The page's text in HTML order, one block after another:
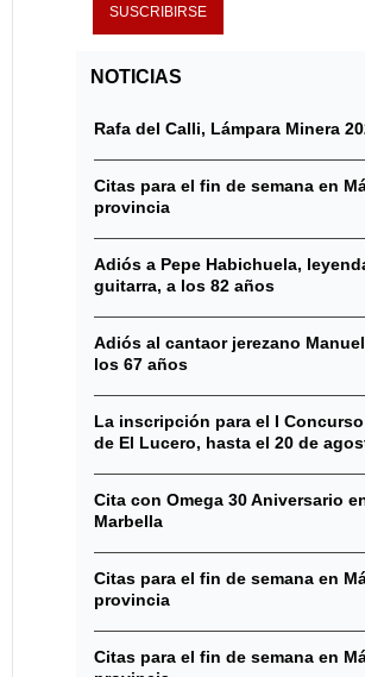
NOTICIAS
Rafa del Calli, Lámpara Minera
Citas para el fin de semana en
provincia
Adiós a Pepe Habichuela,
guitarra, a los 82 años
Adiós al cantaor jerezano
los 67 años
La inscripción para el I
de El Lucero, hasta el 20 de
Cita con Omega 30 Aniversario
Marbella
Citas para el fin de semana en
provincia
Citas para el fin de semana en